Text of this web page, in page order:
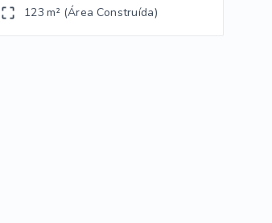
123 m² (Área Construída)